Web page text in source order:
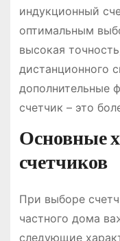
индукционный
оптимальным
высокая
дистанционного
дополнительные
счетчик – это
Основные
счетчиков
При выборе
частного дома
следующие